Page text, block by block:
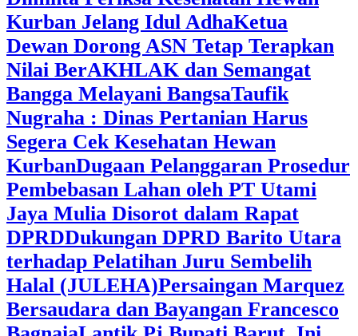
Kurban Jelang Idul AdhaKetua
Dewan Dorong ASN Tetap Terapkan
Nilai BerAKHLAK dan Semangat
Bangga Melayani BangsaTaufik
Nugraha : Dinas Pertanian Harus
Segera Cek Kesehatan Hewan
KurbanDugaan Pelanggaran Prosedur
Pembebasan Lahan oleh PT Utami
Jaya Mulia Disorot dalam Rapat
DPRDDukungan DPRD Barito Utara
terhadap Pelatihan Juru Sembelih
Halal (JULEHA)Persaingan Marquez
Bersaudara dan Bayangan Francesco